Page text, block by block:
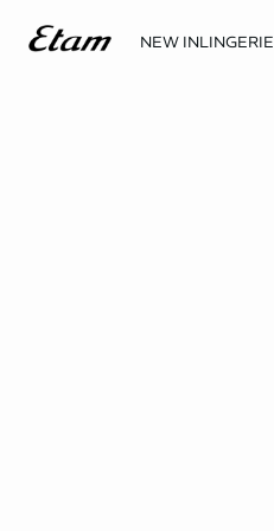
NEW INLINGERIE